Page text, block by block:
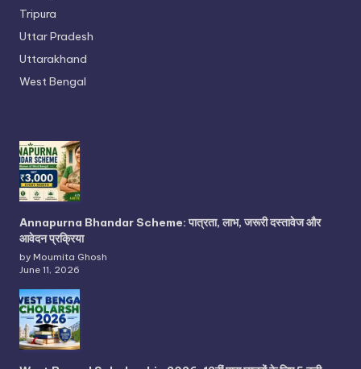
Tripura
Uttar Pradesh
Uttarakhand
West Bengal
Annapurna Bhandar Scheme: पात्रता, लाभ, जरूरी दस्तावेज और
आवेदन प्रक्रिया
by Moumita Ghosh
June 11, 2026